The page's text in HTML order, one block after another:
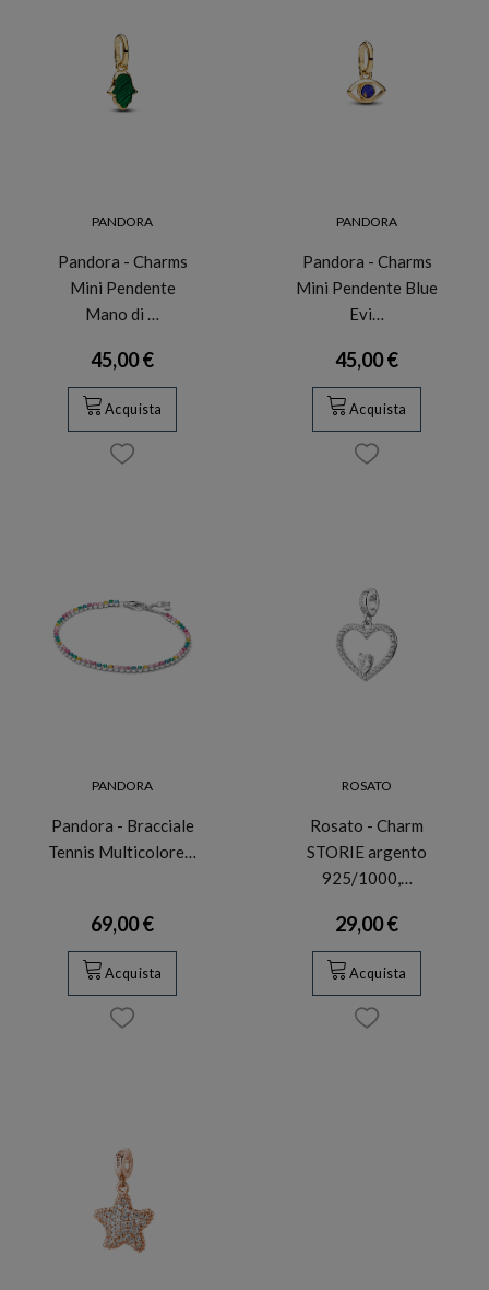
PANDORA
Pandora - Charms
Mini Pendente
Mano di …
45,00 €
Acquista
PANDORA
Pandora - Charms
Mini Pendente Blue
Evi…
45,00 €
Acquista
PANDORA
Pandora - Bracciale
Tennis Multicolore…
69,00 €
Acquista
ROSATO
Rosato - Charm
STORIE argento
925/1000,…
29,00 €
Acquista